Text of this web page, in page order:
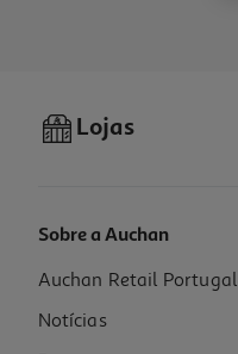
Lojas
Sobre a Auchan
Auchan Retail Portugal
Notícias